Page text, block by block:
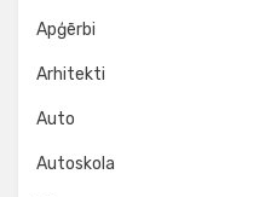
Apģērbi
Arhitekti
Auto
Autoskola